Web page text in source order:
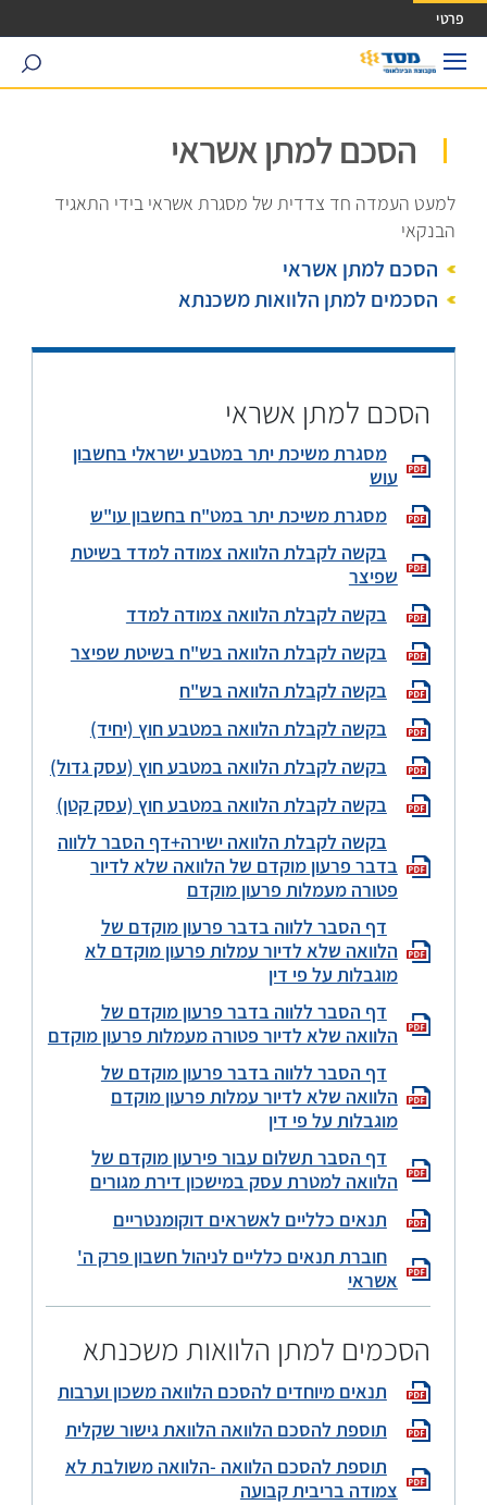
גישה ישירה לכפתור כניסה לחשבונך
פרטי
search
הסכם למתן אשראי
למעט העמדה חד צדדית של מסגרת אשראי בידי התאגיד
הבנקאי
הסכם למתן אשראי
הסכמים למתן הלוואות משכנתא
הסכם למתן אשראי
מסגרת משיכת יתר במטבע ישראלי בחשבון
עוש
מסגרת משיכת יתר במט"ח בחשבון עו"ש
בקשה לקבלת הלוואה צמודה למדד בשיטת
שפיצר
בקשה לקבלת הלוואה צמודה למדד
בקשה לקבלת הלוואה בש"ח בשיטת שפיצר
בקשה לקבלת הלוואה בש"ח
בקשה לקבלת הלוואה במטבע חוץ (יחיד)
בקשה לקבלת הלוואה במטבע חוץ (עסק גדול)
בקשה לקבלת הלוואה במטבע חוץ (עסק קטן)
בקשה לקבלת הלוואה ישירה+דף הסבר ללווה
בדבר פרעון מוקדם של הלוואה שלא לדיור
פטורה מעמלות פרעון מוקדם
דף הסבר ללווה בדבר פרעון מוקדם של
הלוואה שלא לדיור עמלות פרעון מוקדם לא
מוגבלות על פי דין
דף הסבר ללווה בדבר פרעון מוקדם של
הלוואה שלא לדיור פטורה מעמלות פרעון מוקדם
דף הסבר ללווה בדבר פרעון מוקדם של
הלוואה שלא לדיור עמלות פרעון מוקדם
מוגבלות על פי דין
דף הסבר תשלום עבור פירעון מוקדם של
הלוואה למטרת עסק במישכון דירת מגורים
תנאים כלליים לאשראים דוקומנטריים
חוברת תנאים כלליים לניהול חשבון פרק ה'
אשראי
הסכמים למתן הלוואות משכנתא
תנאים מיוחדים להסכם הלוואה משכון וערבות
תוספת להסכם הלוואה הלוואת גישור שקלית
תוספת להסכם הלוואה -הלוואה משולבת לא
צמודה בריבית קבועה